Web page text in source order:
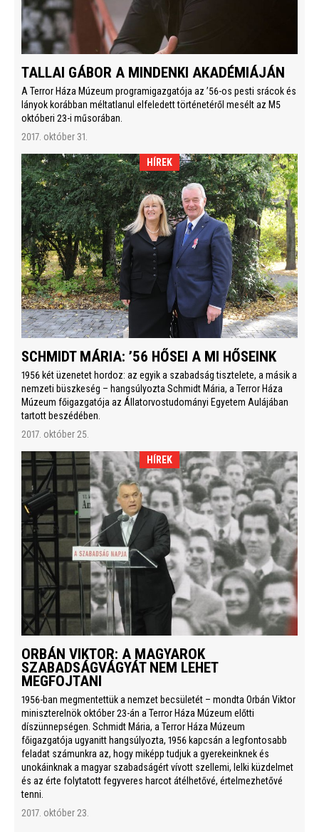
TALLAI GÁBOR A MINDENKI AKADÉMIÁJÁN
A Terror Háza Múzeum programigazgatója az ’56-os pesti srácok és
lányok korábban méltatlanul elfeledett történetéről mesélt az M5
októberi 23-i műsorában.
2017. október 31.
HÍREK
SCHMIDT MÁRIA: ’56 HŐSEI A MI HŐSEINK
1956 két üzenetet hordoz: az egyik a szabadság tisztelete, a másik a
nemzeti büszkeség – hangsúlyozta Schmidt Mária, a Terror Háza
Múzeum főigazgatója az Állatorvostudományi Egyetem Aulájában
tartott beszédében.
2017. október 25.
HÍREK
ORBÁN VIKTOR: A MAGYAROK
SZABADSÁGVÁGYÁT NEM LEHET
MEGFOJTANI
1956-ban megmentettük a nemzet becsületét – mondta Orbán Viktor
miniszterelnök október 23-án a Terror Háza Múzeum előtti
díszünnepségen. Schmidt Mária, a Terror Háza Múzeum
főigazgatója ugyanitt hangsúlyozta, 1956 kapcsán a legfontosabb
feladat számunkra az, hogy miképp tudjuk a gyerekeinknek és
unokáinknak a magyar szabadságért vívott szellemi, lelki küzdelmet
és az érte folytatott fegyveres harcot átélhetővé, értelmezhetővé
tenni.
2017. október 23.